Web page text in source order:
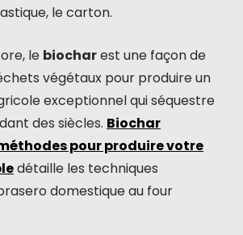
le carton.
le biocharest une façon de
végétaux pour produire un
exceptionnel qui séquestre
des siècles. Biochar
pour produire votre
détaille les techniques
domestique au four